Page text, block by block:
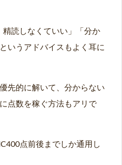
精読しなくていい」「分か
いうアドバイスもよく耳に
先的に解いて、分からない
点数を稼ぐ方法もアリで
点前後までしか通用し